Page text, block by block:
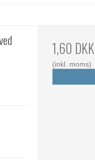
1,60 DKK
(inkl. moms)